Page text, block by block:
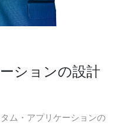
ションの設計
ム・アプリケーションの